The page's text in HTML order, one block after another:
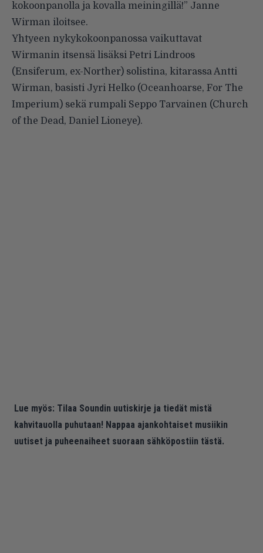
kokoonpanolla ja kovalla meiningillä!” Janne
Wirman iloitsee.
Yhtyeen nykykokoonpanossa vaikuttavat
Wirmanin itsensä lisäksi Petri Lindroos
(Ensiferum, ex-Norther) solistina, kitarassa Antti
Wirman, basisti Jyri Helko (Oceanhoarse, For The
Imperium) sekä rumpali Seppo Tarvainen (Church
of the Dead, Daniel Lioneye).
Lue myös: Tilaa Soundin uutiskirje ja tiedät mistä
kahvitauolla puhutaan! Nappaa ajankohtaiset musiikin
uutiset ja puheenaiheet suoraan sähköpostiin tästä.